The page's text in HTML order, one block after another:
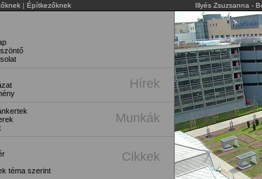
| Építkezőknek Illyés Zsuzsanna -
Hírek
Munkák
téma szerint
Cikkek